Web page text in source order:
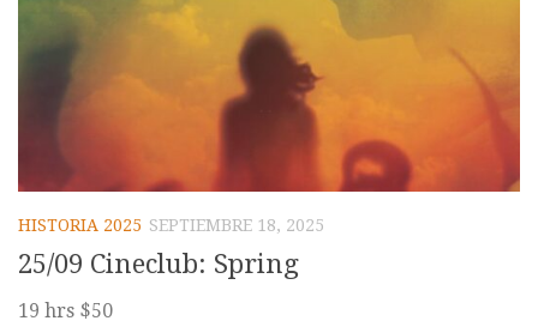
HISTORIA 2025 SEPTIEMBRE 18, 2025
25/09 Cineclub: Spring
19 hrs $50